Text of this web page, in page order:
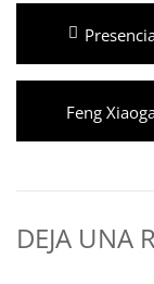
Navegación
de
entradas
Entrada
anterior:
Entrada
siguiente:
Feng
DEJA UNA